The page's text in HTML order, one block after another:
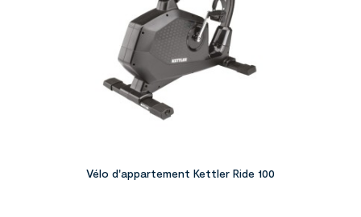
Vélo d'appartement Kettler Ride 100